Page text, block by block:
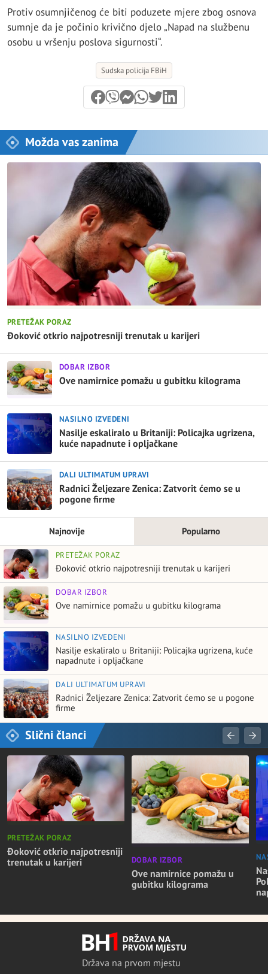
Protiv osumnjičenog će biti poduzete mjere zbog osnova
sumnje da je počinio krivično djelo „Napad na službenu
osobu u vršenju poslova sigurnosti“.
Sudska policija FBiH
Možda vas zanima
PRETEŽAK PORAZ
Đoković otkrio najpotresniji trenutak u karijeri
DOBAR IZBOR
Ove namirnice pomažu u gubitku kilograma
NASILNO IZVEDENI
Nasilje eskaliralo u Britaniji: Policajka ugrizena,
kuće napadnute i opljačkane
DALI ULTIMATUM UPRAVI
Radnici Željezare Zenica: Zatvorit ćemo se u
pogone firme
Najnovije Popularno
PRETEŽAK PORAZ
Đoković otkrio najpotresniji trenutak u karijeri
DOBAR IZBOR
Ove namirnice pomažu u gubitku kilograma
NASILNO IZVEDENI
Nasilje eskaliralo u Britaniji: Policajka ugrizena, kuće
napadnute i opljačkane
DALI ULTIMATUM UPRAVI
Radnici Željezare Zenica: Zatvorit ćemo se u pogone
firme
Slični članci
PRETEŽAK PORAZ
Đoković otkrio najpotresniji
trenutak u karijeri
DOBAR IZBOR
Ove namirnice pomažu u
gubitku kilograma
Država na prvom mjestu